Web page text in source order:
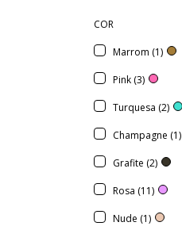
COR
Marrom (1)
Pink (3)
Turquesa (2)
Champagne (1)
Grafite (2)
Rosa (11)
Nude (1)